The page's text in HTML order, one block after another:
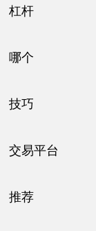
杠杆
哪个
技巧
交易平台
推荐